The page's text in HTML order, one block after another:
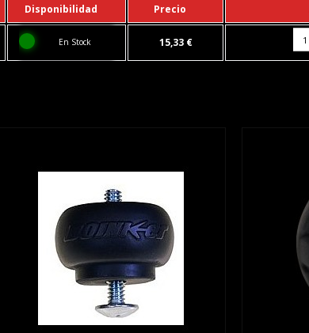
Disponibilidad Precio
En Stock 15,33 €